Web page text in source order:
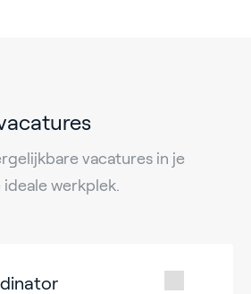
vacatures in je
werkplek.